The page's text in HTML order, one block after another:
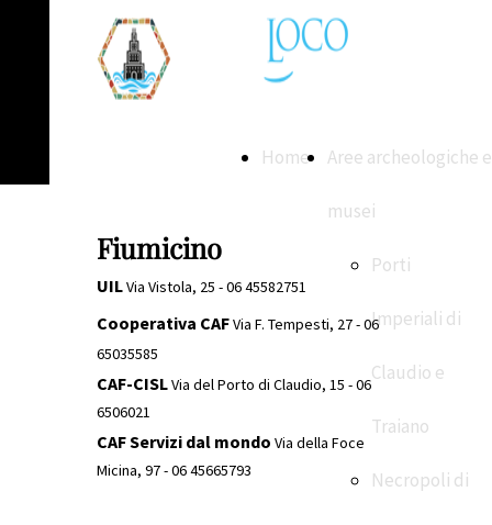
Home Aree archeologiche e
musei
Porti
Imperiali di
Claudio e
Traiano
Necropoli di
Fiumicino
UILVia Vistola, 25 - 06 45582751
Cooperativa CAFVia F. Tempesti, 27 - 06
65035585
CAF-CISLVia del Porto di Claudio, 15 - 06
6506021
CAF Servizi dal mondo Via della Foce
Micina, 97 - 06 45665793